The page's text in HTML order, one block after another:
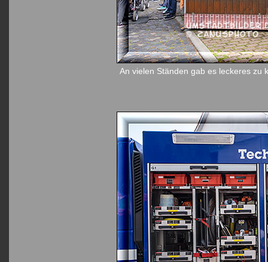
An vielen Ständen gab es leckeres zu